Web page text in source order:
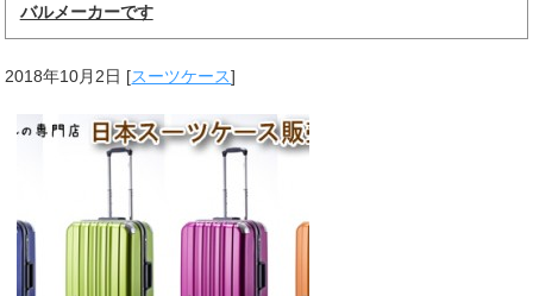
バルメーカーです
2018年10月2日 [スーツケース]